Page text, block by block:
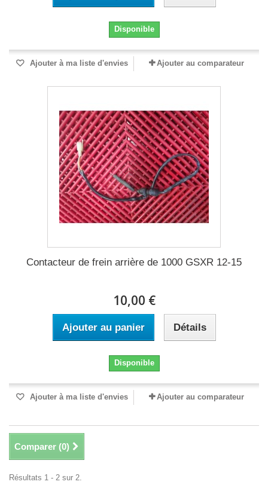
Disponible
Ajouter à ma liste d'envies Ajouter au comparateur
Contacteur de frein arrière de 1000 GSXR 12-15
10,00 €
Ajouter au panier Détails
Disponible
Ajouter à ma liste d'envies Ajouter au comparateur
Comparer (0)
Résultats 1 - 2 sur 2.